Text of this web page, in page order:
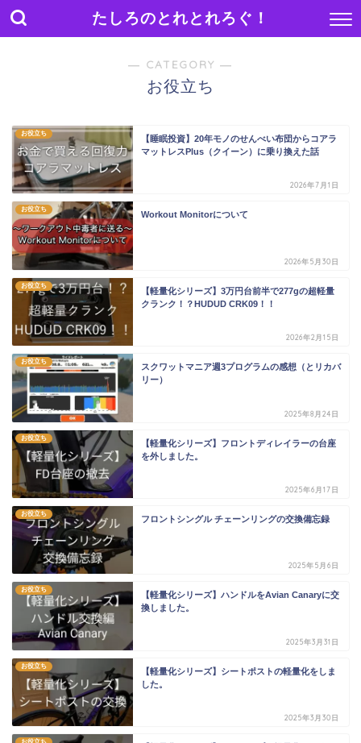
たしろのとれとれろぐ！
― CATEGORY ―
お役立ち
お役立ち
【睡眠投資】20年モノのせんべい布団からコアラ
マットレスPlus（クイーン）に乗り換えた話
2026年7月1日
お役立ち
Workout Monitorについて
2026年5月30日
お役立ち
【軽量化シリーズ】3万円台前半で277gの超軽量
クランク！？HUDUD CRK09！！
2026年2月15日
お役立ち
スクワットマニア週3プログラムの感想（とリカバ
リー）
2025年8月24日
お役立ち
【軽量化シリーズ】フロントディレイラーの台座
を外しました。
2025年6月17日
お役立ち
フロントシングル チェーンリングの交換備忘録
2025年5月6日
お役立ち
【軽量化シリーズ】ハンドルをAvian Canaryに交
換しました。
2025年3月31日
お役立ち
【軽量化シリーズ】シートポストの軽量化をしま
した。
2025年3月30日